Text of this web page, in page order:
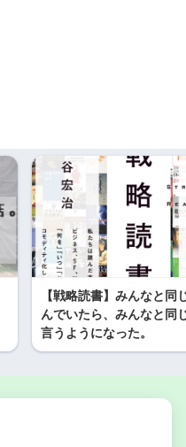
【戦略読書】みんなと同
んでいたら、みんなと同
言うようになった。